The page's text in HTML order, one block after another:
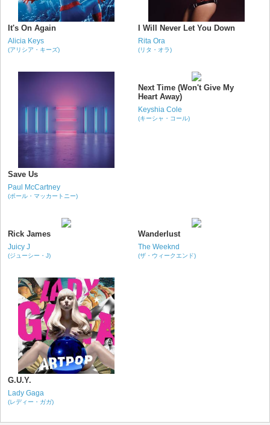
It's On Again
Alicia Keys
(アリシア・キーズ)
I Will Never Let You Down
Rita Ora
(リタ・オラ)
Save Us
Paul McCartney
(ポール・マッカートニー)
Next Time (Won't Give My
Heart Away)
Keyshia Cole
(キーシャ・コール)
Rick James
Juicy J
(ジューシー・J)
Wanderlust
The Weeknd
(ザ・ウィークエンド)
G.U.Y.
Lady Gaga
(レディー・ガガ)